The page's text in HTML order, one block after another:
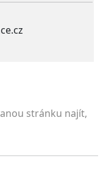
stránku najít,